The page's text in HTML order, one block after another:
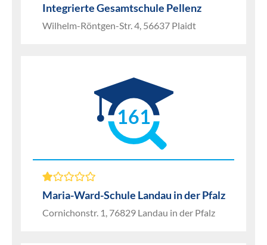
Integrierte Gesamtschule Pellenz
Wilhelm-Röntgen-Str. 4, 56637 Plaidt
161
Maria-Ward-Schule Landau in der Pfalz
Cornichonstr. 1, 76829 Landau in der Pfalz